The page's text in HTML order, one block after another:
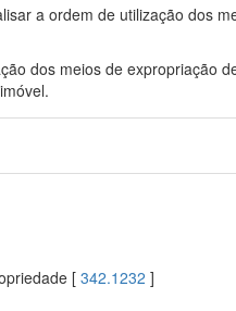
a ordem de utilização dos
dos meios de expropriação
[ 342.1232 ]